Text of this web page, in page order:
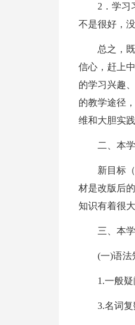
2．学习
不是很好，
总之，
信心，赶上
的学习兴趣
的教学途径
维和大胆实
二、本
新目标
材是改版后
知识有着很大
三、本
(一)语法
1.一般
3.名词复